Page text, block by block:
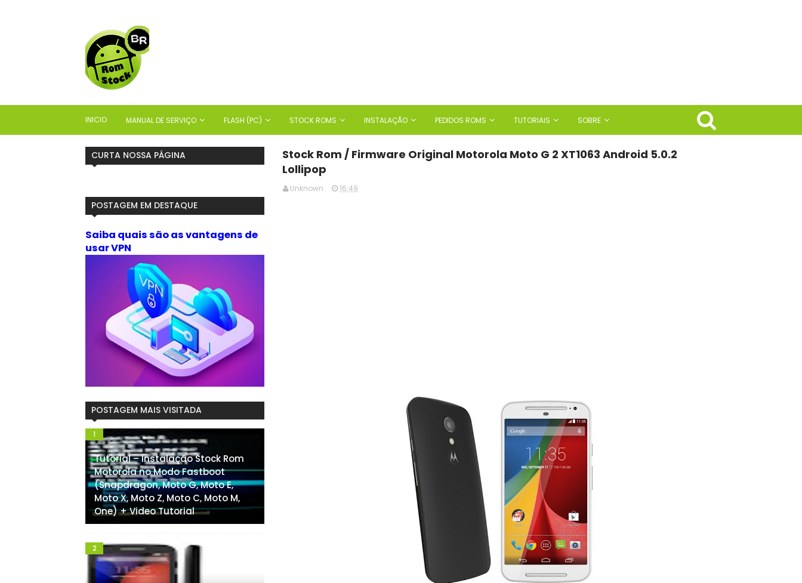
INICIO MANUAL DE SERVIÇO FLASH (PC) STOCK ROMS INSTALAÇÃO PEDIDOS ROMS TUTORIAIS SOBRE
Stock Rom / Firmware Original Motorola Moto G 2 XT1063 Android 5.0.2
Lollipop
Unknown 16:49
CURTA NOSSA PÁGINA
POSTAGEM EM DESTAQUE
Saiba quais são as vantagens de
usar VPN
POSTAGEM MAIS VISITADA
Tutorial – Instalação Stock Rom
Motorola no Modo Fastboot
(Snapdragon, Moto G, Moto E,
Moto X, Moto Z, Moto C, Moto M,
One) + Video Tutorial